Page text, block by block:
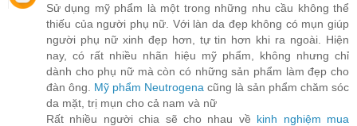
Sử dụng mỹ phẩm là một trong những nhu cầu không thể
thiếu của người phụ nữ. Với làn da đẹp không có mụn giúp
người phụ nữ xinh đẹp hơn, tự tin hơn khi ra ngoài. Hiện
nay, có rất nhiều nhãn hiệu mỹ phẩm, không nhưng chỉ
dành cho phụ nữ mà còn có những sản phẩm làm đẹp cho
đàn ông. Mỹ phẩm Neutrogena cũng là sản phẩm chăm sóc
da mặt, trị mụn cho cả nam và nữ
Rất nhiều người chia sẽ cho nhau về kinh nghiệm mua